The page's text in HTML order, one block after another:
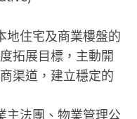
地住宅及商業樓盤的
拓展目標，主動開
渠道，建立穩定的
主法團、物業管理公